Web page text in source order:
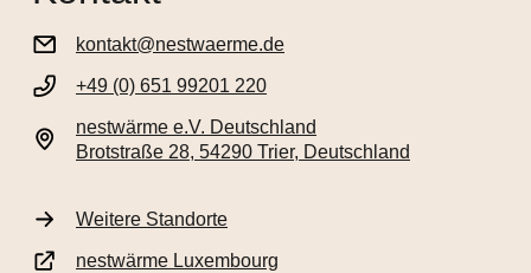
kontakt@nestwaerme.de
+49 (0) 651 99201 220
nestwärme e.V. Deutschland
Brotstraße 28, 54290 Trier, Deutschland
Weitere Standorte
nestwärme Luxembourg